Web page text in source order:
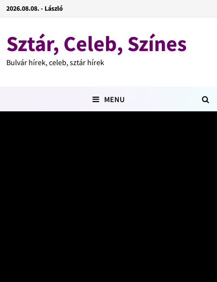
2026.08.08. - László
Sztár, Celeb, Színes
Bulvár hírek, celeb, sztár hírek
MENU